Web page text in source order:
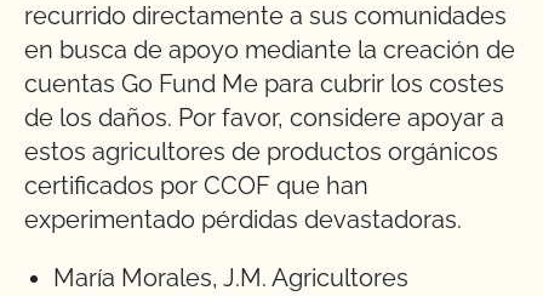
recurrido directamente a sus comunidades
en busca de apoyo mediante la creación de
cuentas Go Fund Me para cubrir los costes
de los daños. Por favor, considere apoyar a
estos agricultores de productos orgánicos
certificados por CCOF que han
experimentado pérdidas devastadoras.
María Morales, J.M. Agricultores